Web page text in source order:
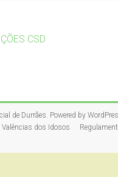
CSD
de Durrães. Powered by
Valências dos Idosos